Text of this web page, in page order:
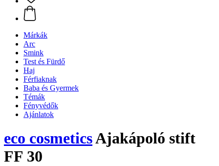
Márkák
Arc
Smink
Test és Fürdő
Haj
Férfiaknak
Baba és Gyermek
Témák
Fényvédők
Ajánlatok
eco cosmeticsAjakápoló stift
FF 30